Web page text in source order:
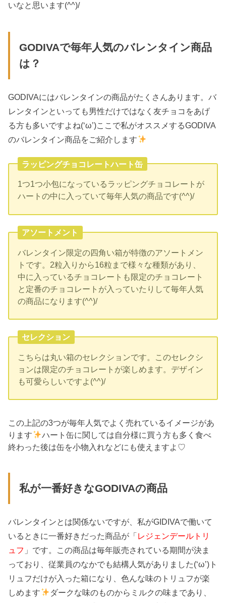
いなと思います(^^)/
GODIVAで毎年人気のバレンタイン商品
は？
GODIVAにはバレンタインの商品がたくさんあります。バ
レンタインといっても男性だけではなく友チョコをあげ
る方も多いですよね(‘ω’)ここで私がオススメするGODIVA
のバレンタイン商品をご紹介します
ラッピングチョコレートハート缶
1つ1つ小包になっているラッピングチョコレートが
ハートの中に入っていて毎年人気の商品です(^^)/
アソートメント
バレンタイン限定の四角い箱が特徴のアソートメン
トです。2粒入りから16粒まで様々な種類があり、
中に入っているチョコレートも限定のチョコレート
と定番のチョコレートが入っていたりして毎年人気
の商品になります(^^)/
セレクション
こちらは丸い箱のセレクションです。このセレクシ
ョンは限定のチョコレートが楽しめます。デザイン
も可愛らしいですよ(^^)/
この上記の3つが毎年人気でよく売れているイメージがあ
ります
ハート缶に関しては自分様に買う方も多く食べ
終わった後は缶を小物入れなどにも使えますよ♡
私が一番好きなGODIVAの商品
バレンタインとは関係ないですが、私がGIDIVAで働いて
いるときに一番好きだった商品が「レジェンデールトリ
ュフ 」です。この商品は毎年販売されている期間が決ま
っており、従業員のなかでも結構人気がありました(‘ω’)ト
リュフだけが入った箱になり、色んな味のトリュフが楽
しめます
ダークな味のものからミルクの味まであり、